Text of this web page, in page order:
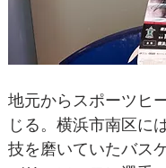
地元からスポーツヒ
じる。横浜市南区に
技を磨いていたバス